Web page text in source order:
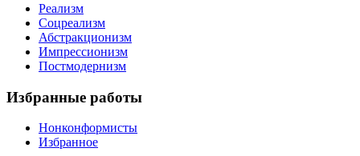
Реализм
Соцреализм
Абстракционизм
Импрессионизм
Постмодернизм
Избранные работы
Нонконформисты
Избранное